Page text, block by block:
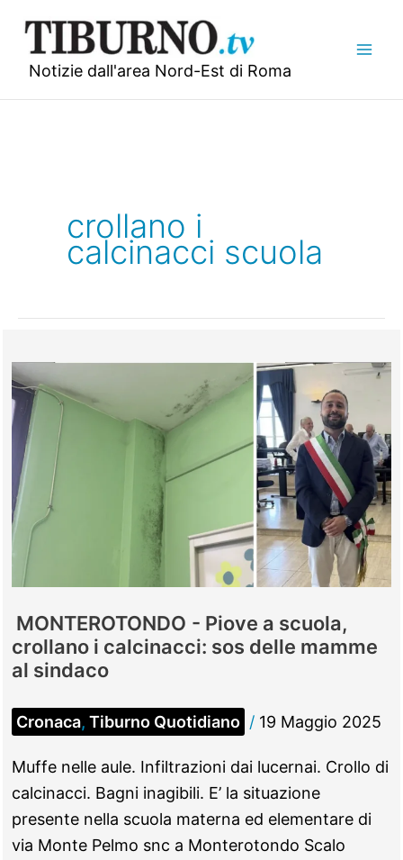
contenuto
Notizie dall'area Nord-Est di Roma
crollano i
calcinacci scuola
MONTEROTONDO - Piove a scuola,
crollano i calcinacci: sos delle mamme
al sindaco
Cronaca, Tiburno Quotidiano / 19 Maggio 2025
Muffe nelle aule. Infiltrazioni dai lucernai. Crollo di
calcinacci. Bagni inagibili. E’ la situazione
presente nella scuola materna ed elementare di
via Monte Pelmo snc a Monterotondo Scalo